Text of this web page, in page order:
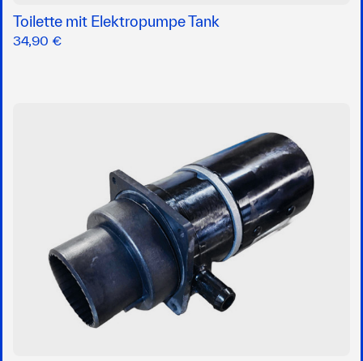
Toilette mit Elektropumpe Tank
34,90 €